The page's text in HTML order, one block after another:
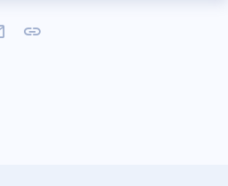
Электронная почта